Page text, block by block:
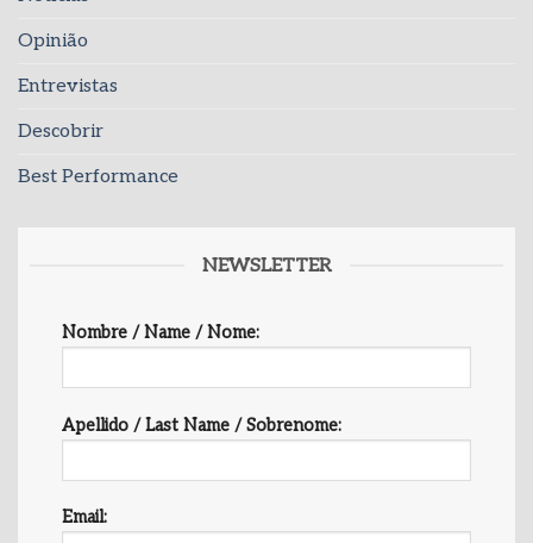
Opinião
Entrevistas
Descobrir
Best Performance
NEWSLETTER
Nombre / Name / Nome:
Apellido / Last Name / Sobrenome:
Email: